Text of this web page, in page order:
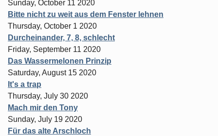
Sunday, October 11 2020
Bitte nicht zu weit aus dem Fenster lehnen
Thursday, October 1 2020
Durcheinander, 7, 8, schlecht
Friday, September 11 2020
Das Wassermelonen Prinzip
Saturday, August 15 2020
It's a trap
Thursday, July 30 2020
Mach mir den Tony
Sunday, July 19 2020
Für das alte Arschloch